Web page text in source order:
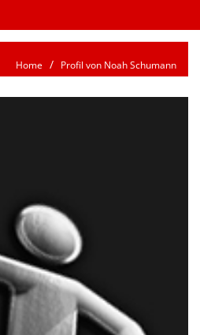
Home Profil von Noah Schumann